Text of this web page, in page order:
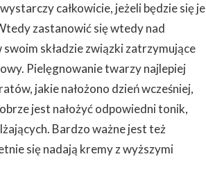
całkowicie, jeżeli będzie się je
zastanowić się wtedy nad
składzie związki zatrzymujące
Pielęgnowanie twarzy najlepiej
jakie nałożono dzień wcześniej,
jest nałożyć odpowiedni tonik,
Bardzo ważne jest też
się nadają kremy z wyższymi